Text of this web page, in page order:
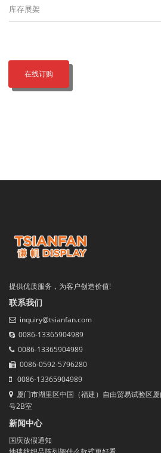
库存展架
在线订购
提供优质服务，为客户创造价值!
联系我们
inquiry@tsianfan.com
0086-13365904989
0086-13365904989
0086-0592-5796280
0086-13365904989
厦门市湖里区中国（福建）自由贸易试验区
号2B室
新闻中心
国庆放假通知